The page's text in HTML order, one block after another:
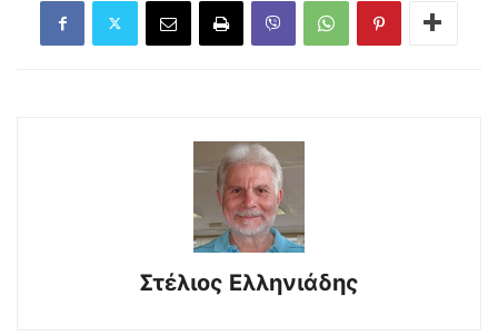
Στέλιος Ελληνιάδης